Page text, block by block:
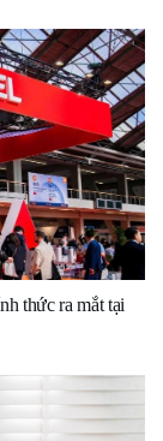
thức ra mắt tại